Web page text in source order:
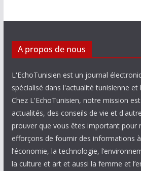
A propos de nous
L'EchoTunisien est un journal
spécialisé dans l'actualité tunisienne
Chez L'EchoTunisien, notre mission
actualités, des conseils de vie et
prouver que vous êtes important pour
efforçons de fournir des informations
l’économie, la technologie,
la culture et art et aussi la femme et